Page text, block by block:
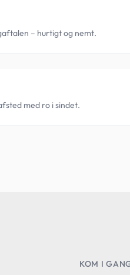
– hurtigt og nemt.
med ro i sindet.
KOM I